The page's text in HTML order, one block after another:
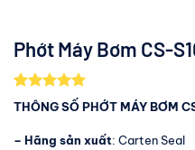
Phớt Máy Bơm CS-
5.00trên 5
dựa trên
2
THÔNG SỐ PHỚT MÁY
– Hãng sản xuất: Carten Seal